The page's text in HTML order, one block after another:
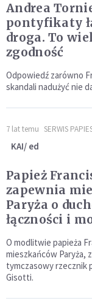
Andrea
pontyfikaty
droga. To
zgodność
Odpowiedź zarówno
skandali nadużyć nie
7 lat temu SERWIS
KAI/ ed
Papież
zapewnia
Paryża o
łączności i
O modlitwie papieża
mieszkańców Paryża,
tymczasowy rzecznik
Gisotti.